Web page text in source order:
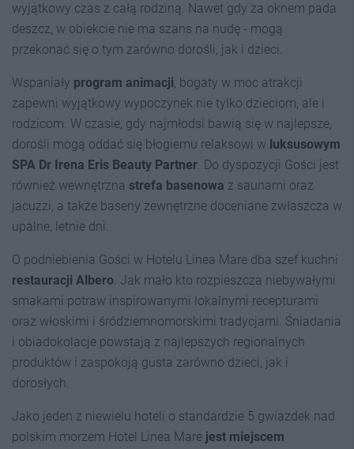
wyjątkowy czas z całą rodziną. Nawet gdy za oknem pada
deszcz, w obiekcie nie ma szans na nudę - mogą
przekonać się o tym zarówno dorośli, jak i dzieci.
Wspaniały program animacji, bogaty w moc atrakcji
zapewni wyjątkowy wypoczynek nie tylko dzieciom, ale i
rodzicom. W czasie, gdy najmłodsi bawią się w najlepsze,
dorośli mogą oddać się błogiemu relaksowi w luksusowym
SPA Dr Irena Eris Beauty Partner. Do dyspozycji Gości jest
również wewnętrzna strefa basenowa z saunami oraz
jacuzzi, a także baseny zewnętrzne doceniane zwłaszcza w
upalne, letnie dni.
O podniebienia Gości w Hotelu Linea Mare dba szef kuchni
restauracji Albero. Jak mało kto rozpieszcza niebywałymi
smakami potraw inspirowanymi lokalnymi recepturami
oraz włoskimi i śródziemnomorskimi tradycjami. Śniadania
i obiadokolacje powstają z najlepszych regionalnych
produktów i zaspokoją gusta zarówno dzieci, jak i
dorosłych.
Jako jeden z niewielu hoteli o standardzie 5 gwiazdek nad
polskim morzem Hotel Linea Mare jest miejscem